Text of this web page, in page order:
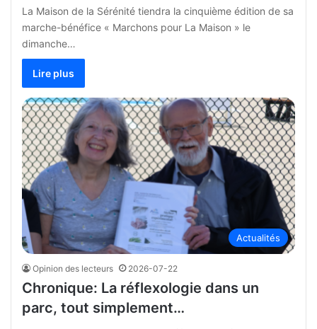
La Maison de la Sérénité tiendra la cinquième édition de sa
marche-bénéfice « Marchons pour La Maison » le
dimanche…
Lire plus
Actualités
Opinion des lecteurs 2026-07-22
Chronique: La réflexologie dans un
parc, tout simplement…